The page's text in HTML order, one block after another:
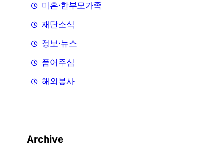
미혼·한부모가족
재단소식
정보·뉴스
품어주심
해외봉사
Archive